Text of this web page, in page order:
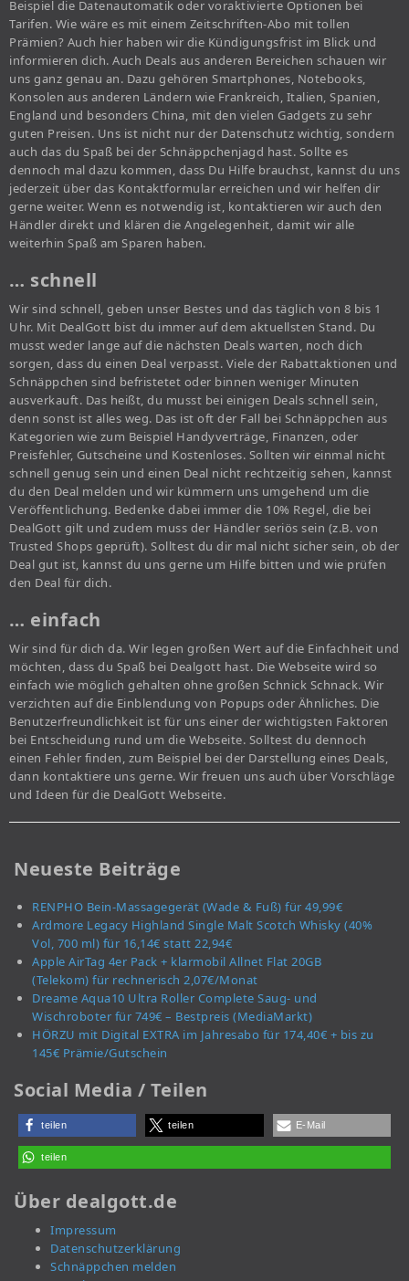
Beispiel die Datenautomatik oder voraktivierte Optionen bei
Tarifen. Wie wäre es mit einem Zeitschriften-Abo mit tollen
Prämien? Auch hier haben wir die Kündigungsfrist im Blick und
informieren dich. Auch Deals aus anderen Bereichen schauen wir
uns ganz genau an. Dazu gehören Smartphones, Notebooks,
Konsolen aus anderen Ländern wie Frankreich, Italien, Spanien,
England und besonders China, mit den vielen Gadgets zu sehr
guten Preisen. Uns ist nicht nur der Datenschutz wichtig, sondern
auch das du Spaß bei der Schnäppchenjagd hast. Sollte es
dennoch mal dazu kommen, dass Du Hilfe brauchst, kannst du uns
jederzeit über das Kontaktformular erreichen und wir helfen dir
gerne weiter. Wenn es notwendig ist, kontaktieren wir auch den
Händler direkt und klären die Angelegenheit, damit wir alle
weiterhin Spaß am Sparen haben.
… schnell
Wir sind schnell, geben unser Bestes und das täglich von 8 bis 1
Uhr. Mit DealGott bist du immer auf dem aktuellsten Stand. Du
musst weder lange auf die nächsten Deals warten, noch dich
sorgen, dass du einen Deal verpasst. Viele der Rabattaktionen und
Schnäppchen sind befristetet oder binnen weniger Minuten
ausverkauft. Das heißt, du musst bei einigen Deals schnell sein,
denn sonst ist alles weg. Das ist oft der Fall bei Schnäppchen aus
Kategorien wie zum Beispiel Handyverträge, Finanzen, oder
Preisfehler, Gutscheine und Kostenloses. Sollten wir einmal nicht
schnell genug sein und einen Deal nicht rechtzeitig sehen, kannst
du den Deal melden und wir kümmern uns umgehend um die
Veröffentlichung. Bedenke dabei immer die 10% Regel, die bei
DealGott gilt und zudem muss der Händler seriös sein (z.B. von
Trusted Shops geprüft). Solltest du dir mal nicht sicher sein, ob der
Deal gut ist, kannst du uns gerne um Hilfe bitten und wie prüfen
den Deal für dich.
… einfach
Wir sind für dich da. Wir legen großen Wert auf die Einfachheit und
möchten, dass du Spaß bei Dealgott hast. Die Webseite wird so
einfach wie möglich gehalten ohne großen Schnick Schnack. Wir
verzichten auf die Einblendung von Popups oder Ähnliches. Die
Benutzerfreundlichkeit ist für uns einer der wichtigsten Faktoren
bei Entscheidung rund um die Webseite. Solltest du dennoch
einen Fehler finden, zum Beispiel bei der Darstellung eines Deals,
dann kontaktiere uns gerne. Wir freuen uns auch über Vorschläge
und Ideen für die DealGott Webseite.
Neueste Beiträge
RENPHO Bein-Massagegerät (Wade & Fuß) für 49,99€
Ardmore Legacy Highland Single Malt Scotch Whisky (40%
Vol, 700 ml) für 16,14€ statt 22,94€
Apple AirTag 4er Pack + klarmobil Allnet Flat 20GB
(Telekom) für rechnerisch 2,07€/Monat
Dreame Aqua10 Ultra Roller Complete Saug- und
Wischroboter für 749€ – Bestpreis (MediaMarkt)
HÖRZU mit Digital EXTRA im Jahresabo für 174,40€ + bis zu
145€ Prämie/Gutschein
Social Media / Teilen
teilen teilen E-Mail
teilen
Über dealgott.de
Impressum
Datenschutzerklärung
Schnäppchen melden